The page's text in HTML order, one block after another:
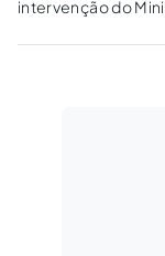
intervenção do